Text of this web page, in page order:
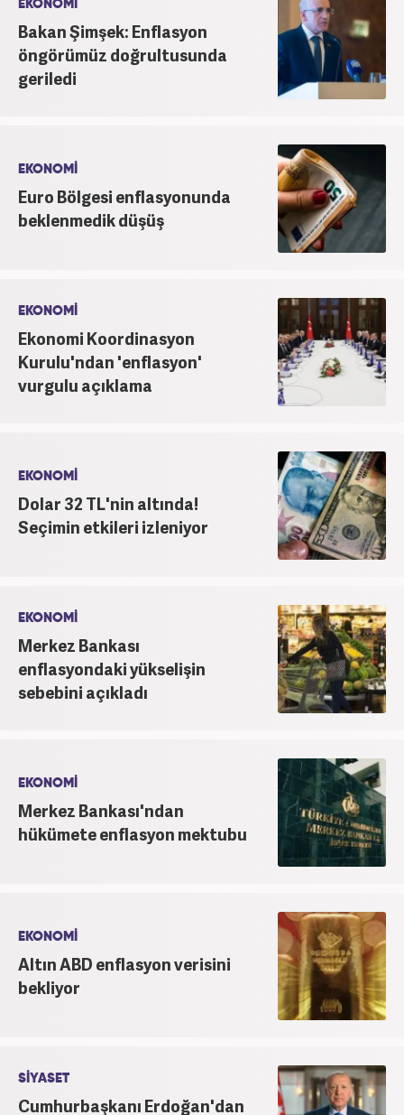
EKONOMİ
Bakan Şimşek: Enflasyon
öngörümüz doğrultusunda
geriledi
EKONOMİ
Euro Bölgesi enflasyonunda
beklenmedik düşüş
EKONOMİ
Ekonomi Koordinasyon
Kurulu'ndan 'enflasyon'
vurgulu açıklama
EKONOMİ
Dolar 32 TL'nin altında!
Seçimin etkileri izleniyor
EKONOMİ
Merkez Bankası
enflasyondaki yükselişin
sebebini açıkladı
EKONOMİ
Merkez Bankası'ndan
hükümete enflasyon mektubu
EKONOMİ
Altın ABD enflasyon verisini
bekliyor
SİYASET
Cumhurbaşkanı Erdoğan'dan